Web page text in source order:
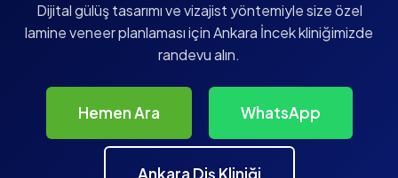
Dijital gülüş tasarımı ve vizajist yöntemiyle size özel
lamine veneer planlaması için Ankara İncek kliniğimizde
randevu alın.
Hemen Ara WhatsApp
Ankara Diş Kliniği